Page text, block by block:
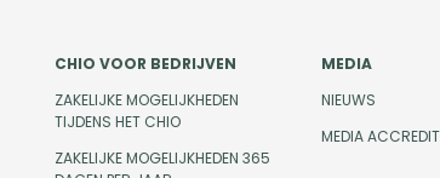
CHIO VOOR BEDRIJVEN
ZAKELIJKE MOGELIJKHEDEN
TIJDENS HET CHIO
ZAKELIJKE MOGELIJKHEDEN 365
MEDIA
NIEUWS
MEDIA